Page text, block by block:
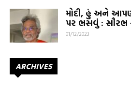
મોદી, હું અને આપણે
પર ભસવું : સૌરભ
01/12/2023
ARCHIVES